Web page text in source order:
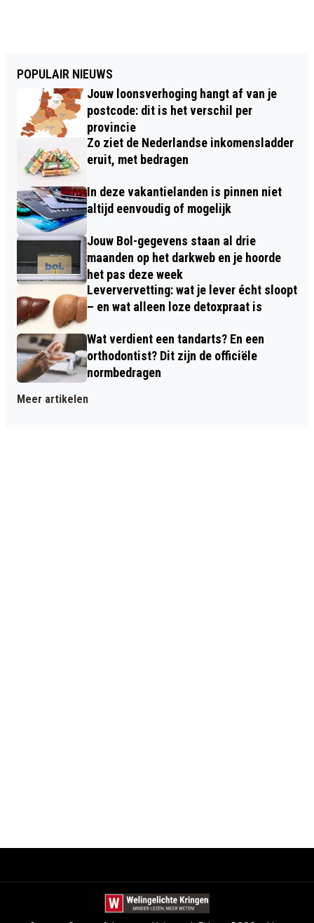
POPULAIR NIEUWS
Jouw loonsverhoging hangt af van je
postcode: dit is het verschil per
provincie
Zo ziet de Nederlandse inkomensladder
eruit, met bedragen
In deze vakantielanden is pinnen niet
altijd eenvoudig of mogelijk
Jouw Bol-gegevens staan al drie
maanden op het darkweb en je hoorde
het pas deze week
Leververvetting: wat je lever écht sloopt
– en wat alleen loze detoxpraat is
Wat verdient een tandarts? En een
orthodontist? Dit zijn de officiële
normbedragen
Meer artikelen